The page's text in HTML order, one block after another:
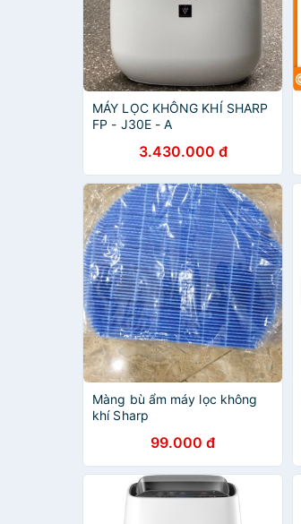
MÁY LỌC KHÔNG KHÍ SHARP
FP - J30E - A
3.430.000 đ
Màng bù ẩm máy lọc không
khí Sharp
99.000 đ